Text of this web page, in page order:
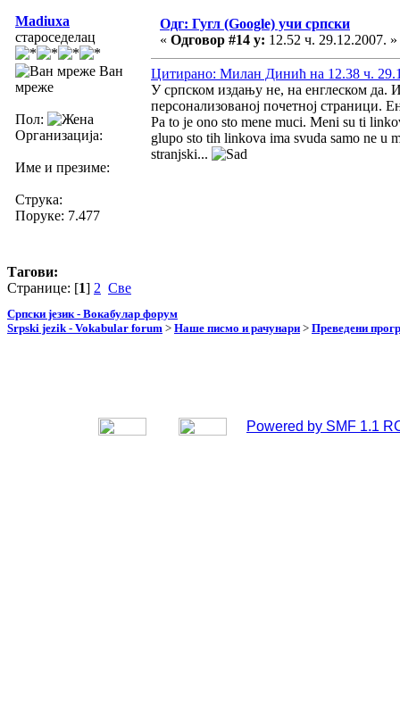
Madiuxa
староседелац
Ван
мреже
Пол:
Организација:
Име и презиме:
Струка:
Поруке: 7.477
Одг: Гугл (Google) учи српски
« Одговор #14 у: 12.52 ч. 29.12.2007. »
Цитирано: Милан Динић на 12.38 ч.
У српском издању не, на енглеском да.
персонализованој почетној страници.
Pa to je ono sto mene muci. Meni su ti
glupo sto tih linkova ima svuda samo ne u
stranjski...
Тагови:
Странице: [1] 2 Све
Српски језик - Вокабулар форум
Srpski jezik - Vokabular forum > Наше писмо и рачунари > Преведени
Powered by SMF 1.1